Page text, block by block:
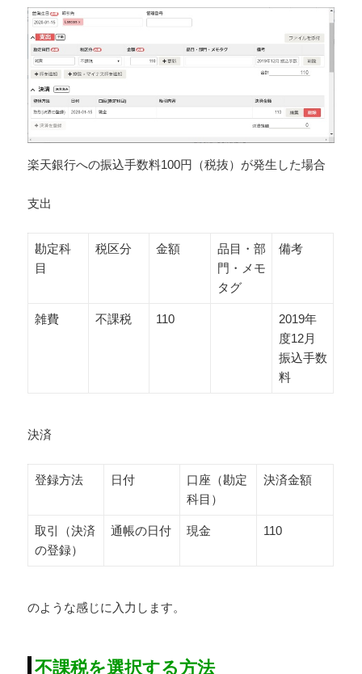
楽天銀行への振込手数料100円（税抜）が発生した場合
支出
勘定科
目
税区分 金額
品目・部
門・メモ
タグ
備考
雑費 不課税 110
2019年
度12月
振込手数
料
決済
登録方法 日付
口座（勘定
科目）
決済金額
取引（決済
の登録）
通帳の日付 現金 110
のような感じに入力します。
不課税を選択する方法